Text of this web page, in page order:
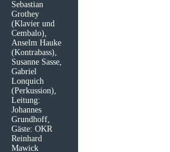
Sebastian
Grothey
(Klavier und
Cembalo),
Anselm Hauke
(Kontrabass),
Susanne Sasse,
Gabriel
Lonquich
(Perkussion),
Leitung:
Johannes
Grundhoff,
Gäste: OKR
Reinhard
Mawick